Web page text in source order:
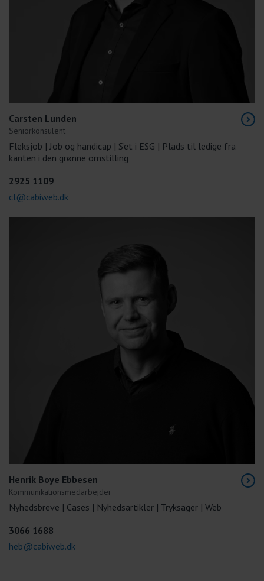
Carsten Lunden
Seniorkonsulent
Fleksjob | Job og handicap | S’et i ESG | Plads til ledige fra
kanten i den grønne omstilling
2925 1109
cl@cabiweb.dk
Henrik Boye Ebbesen
Kommunikationsmedarbejder
Nyhedsbreve | Cases | Nyhedsartikler | Tryksager | Web
3066 1688
heb@cabiweb.dk